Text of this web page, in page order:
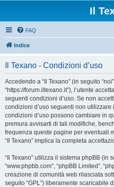
Il
FAQ
Indice
Il Texano - Condizioni d’uso
Accedendo a “Il Texano” (in seguito
“https://forum.iltexano.it”), l’utente
seguenti condizioni d’uso. Se non
condizioni d’uso seguenti non utilizzare
condizioni d’uso possono cambiare in
premura avvisarti di tali modifiche,
frequenza queste pagine per eventuali
“Il Texano” implica la completa
“Il Texano” utilizza il sistema phpBB (in
“www.phpbb.com”, “phpBB Limited”,
creazione di comunità web rilasciata
seguito “GPL”) liberamente scaricabile